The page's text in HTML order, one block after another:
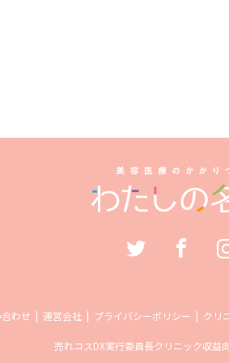
わせ 運営会社 プライバシーポリシー クリ
売れコスDX実行委員長クリニック収益